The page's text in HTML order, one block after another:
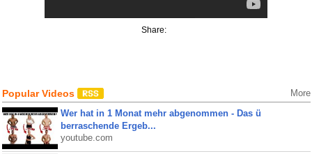
Share:
Popular Videos More
Wer hat in 1 Monat mehr abgenommen - Das ü
berraschende Ergeb...
youtube.com